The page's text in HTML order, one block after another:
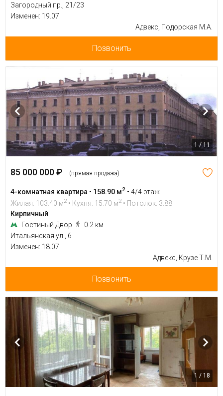
Загородный пр., 21/23
Изменен: 19.07
Адвекс, Подорская М.А.
Позвонить
1 / 11
85 000 000 ₽ (прямая продажа)
4-комнатная квартира • 158.90 м2 • 4/4 этаж
Жилая: 103.40 м2 • Кухня: 15.70 м2 • Потолок: 3.88
Кирпичный
Гостиный Двор
0.2 км
Итальянская ул., 6
Изменен: 18.07
Адвекс, Крузе Т.М.
Позвонить
1 / 18